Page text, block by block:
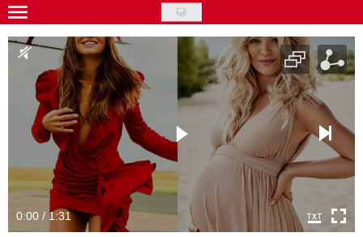
Skip
to
main
content
Gwiazdy
Ludzie
Moda
Uroda
Styl życia
Kultura
0:00 / 1:31